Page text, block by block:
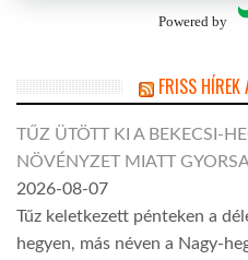
Powered by
FRISS
TŰZ ÜTÖTT KI A BEKECSI-
NÖVÉNYZET MIATT
2026-08-07
Tűz keletkezett pénteken a
hegyen, más néven a Nagy-